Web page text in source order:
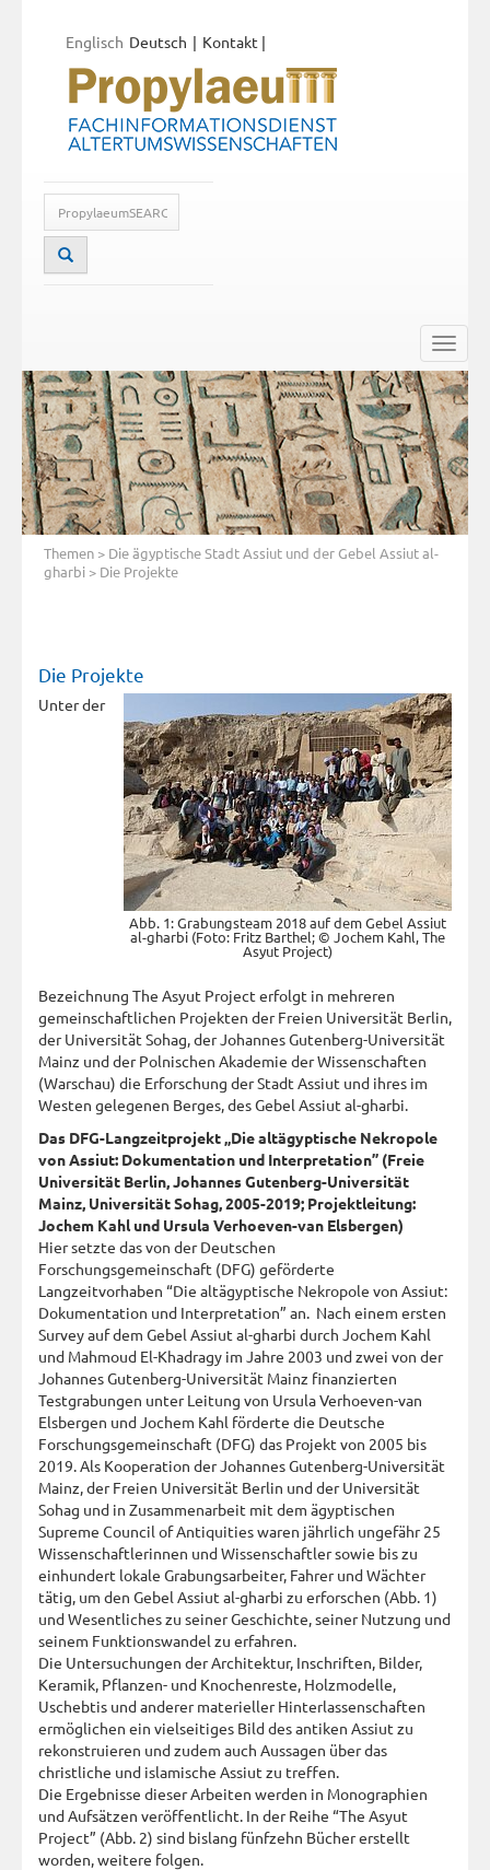
Deutsch
Englisch Kontakt |
Toggle
Themen > Die ägyptische Stadt Assiut und der Gebel Assiut al-
gharbi > Die Projekte
Die Projekte
Abb. 1: Grabungsteam 2018 auf dem Gebel Assiut
al-gharbi (Foto: Fritz Barthel; © Jochem Kahl, The
Asyut Project)
Unter der
Bezeichnung The Asyut Project erfolgt in mehreren
gemeinschaftlichen Projekten der Freien Universität Berlin,
der Universität Sohag, der Johannes Gutenberg-Universität
Mainz und der Polnischen Akademie der Wissenschaften
(Warschau) die Erforschung der Stadt Assiut und ihres im
Westen gelegenen Berges, des Gebel Assiut al-gharbi.
Das DFG-Langzeitprojekt „Die altägyptische Nekropole
von Assiut: Dokumentation und Interpretation” (Freie
Universität Berlin, Johannes Gutenberg-Universität
Mainz, Universität Sohag, 2005-2019; Projektleitung:
Jochem Kahl und Ursula Verhoeven-van Elsbergen)
Hier setzte das von der Deutschen
Forschungsgemeinschaft (DFG) geförderte
Langzeitvorhaben “Die altägyptische Nekropole von Assiut:
Dokumentation und Interpretation” an. Nach einem ersten
Survey auf dem Gebel Assiut al-gharbi durch Jochem Kahl
und Mahmoud El-Khadragy im Jahre 2003 und zwei von der
Johannes Gutenberg-Universität Mainz finanzierten
Testgrabungen unter Leitung von Ursula Verhoeven-van
Elsbergen und Jochem Kahl förderte die Deutsche
Forschungsgemeinschaft (DFG) das Projekt von 2005 bis
2019. Als Kooperation der Johannes Gutenberg-Universität
Mainz, der Freien Universität Berlin und der Universität
Sohag und in Zusammenarbeit mit dem ägyptischen
Supreme Council of Antiquities waren jährlich ungefähr 25
Wissenschaftlerinnen und Wissenschaftler sowie bis zu
einhundert lokale Grabungsarbeiter, Fahrer und Wächter
tätig, um den Gebel Assiut al-gharbi zu erforschen (Abb. 1)
und Wesentliches zu seiner Geschichte, seiner Nutzung und
seinem Funktionswandel zu erfahren.
Die Untersuchungen der Architektur, Inschriften, Bilder,
Keramik, Pflanzen- und Knochenreste, Holzmodelle,
Uschebtis und anderer materieller Hinterlassenschaften
ermöglichen ein vielseitiges Bild des antiken Assiut zu
rekonstruieren und zudem auch Aussagen über das
christliche und islamische Assiut zu treffen.
Die Ergebnisse dieser Arbeiten werden in Monographien
und Aufsätzen veröffentlicht. In der Reihe “The Asyut
Project” (Abb. 2) sind bislang fünfzehn Bücher erstellt
worden, weitere folgen.